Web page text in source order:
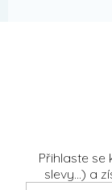
Přihlaste se
slevy...) a